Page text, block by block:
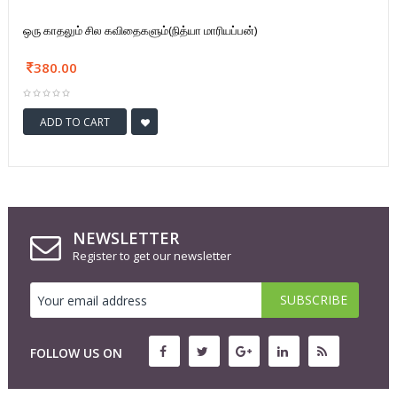
ஒரு காதலும் சில கவிதைகளும்(நித்யா மாரியப்பன்)
380.00
ADD TO CART
NEWSLETTER
Register to get our newsletter
FOLLOW US ON